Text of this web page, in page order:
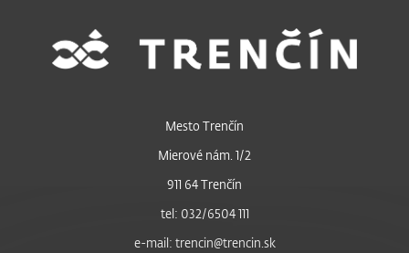
Mesto Trenčín
Mierové nám. 1/2
911 64 Trenčín
tel: 032/6504 111
e-mail: trencin@trencin.sk